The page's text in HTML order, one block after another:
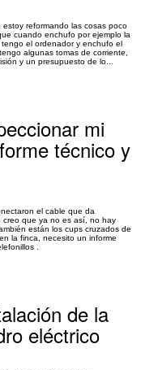
reformando las cosas poco
cuando enchufo por ejemplo la
el ordenador y enchufo el
algunas tomas de corriente,
y un presupuesto de lo...
mi
técnico y
el cable que da
creo que ya no es así, no hay
están los cups cruzados de
la finca, necesito un informe
.
de la
eléctrico